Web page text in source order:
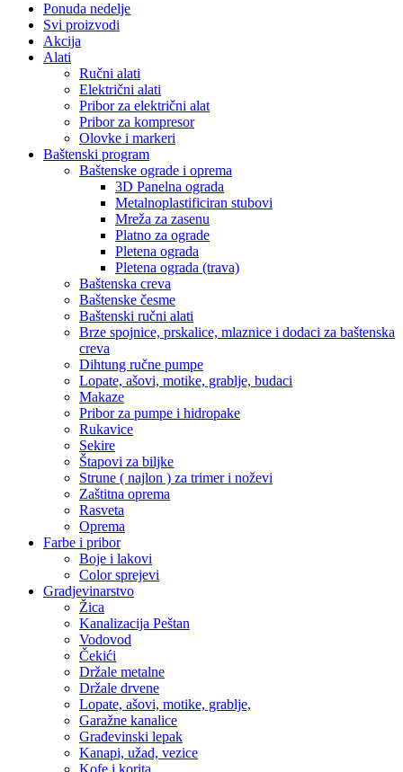
Ponuda nedelje
Svi proizvodi
Akcija
Alati
Ručni alati
Električni alati
Pribor za električni alat
Pribor za kompresor
Olovke i markeri
Baštenski program
Baštenske ograde i oprema
3D Panelna ograda
Metalnoplastificiran stubovi
Mreža za zasenu
Platno za ograde
Pletena ograda
Pletena ograda (trava)
Baštenska creva
Baštenske česme
Baštenski ručni alati
Brze spojnice, prskalice, mlaznice i dodaci za baštenska
creva
Dihtung ručne pumpe
Lopate, ašovi, motike, grablje, budaci
Makaze
Pribor za pumpe i hidropake
Rukavice
Sekire
Štapovi za biljke
Strune ( najlon ) za trimer i noževi
Zaštitna oprema
Rasveta
Oprema
Farbe i pribor
Boje i lakovi
Color sprejevi
Gradjevinarstvo
Žica
Kanalizacija Peštan
Vodovod
Čekići
Držale metalne
Držale drvene
Lopate, ašovi, motike, grablje,
Garažne kanalice
Građevinski lepak
Kanapi, užad, vezice
Kofe i korita